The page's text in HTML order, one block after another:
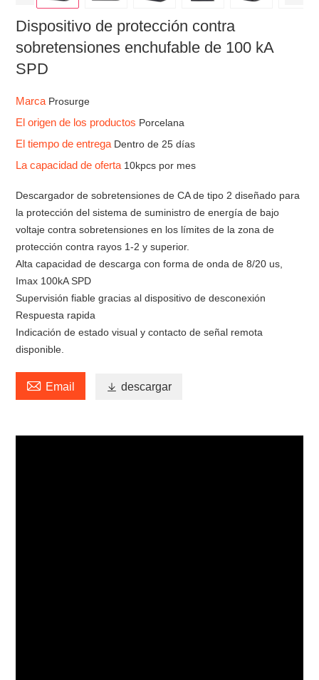
Dispositivo de protección contra
sobretensiones enchufable de 100 kA
SPD
Marca Prosurge
El origen de los productos Porcelana
El tiempo de entrega Dentro de 25 días
La capacidad de oferta 10kpcs por mes
Descargador de sobretensiones de CA de tipo 2 diseñado para
la protección del sistema de suministro de energía de bajo
voltaje contra sobretensiones en los límites de la zona de
protección contra rayos 1-2 y superior.
Alta capacidad de descarga con forma de onda de 8/20 us,
Imax 100kA SPD
Supervisión fiable gracias al dispositivo de desconexión
Respuesta rapida
Indicación de estado visual y contacto de señal remota
disponible.
 Email  descargar